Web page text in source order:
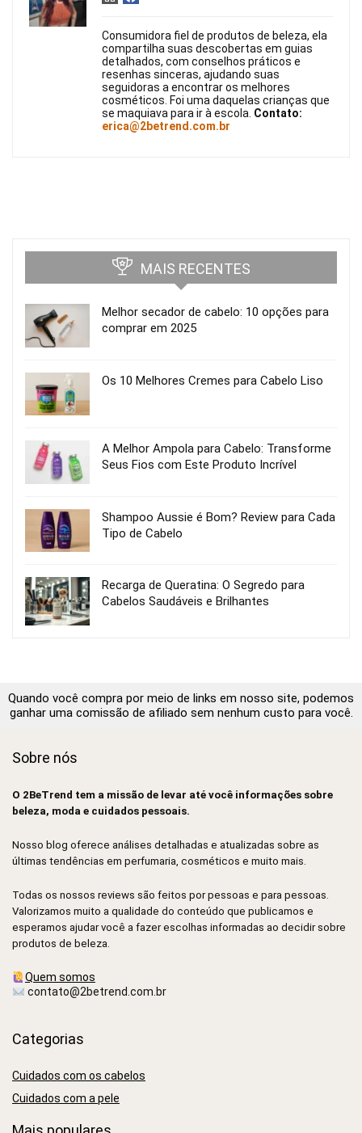
Consumidora fiel de produtos de beleza, ela
compartilha suas descobertas em guias
detalhados, com conselhos práticos e
resenhas sinceras, ajudando suas
seguidoras a encontrar os melhores
cosméticos. Foi uma daquelas crianças que
se maquiava para ir à escola. Contato:
erica@2betrend.com.br
MAIS RECENTES
Melhor secador de cabelo: 10 opções para
comprar em 2025
Os 10 Melhores Cremes para Cabelo Liso
A Melhor Ampola para Cabelo: Transforme
Seus Fios com Este Produto Incrível
Shampoo Aussie é Bom? Review para Cada
Tipo de Cabelo
Recarga de Queratina: O Segredo para
Cabelos Saudáveis e Brilhantes
Quando você compra por meio de links em nosso site, podemos
ganhar uma comissão de afiliado sem nenhum custo para você.
Sobre nós
O 2BeTrend tem a missão de levar até você informações sobre
beleza, moda e cuidados pessoais.
Nosso blog oferece análises detalhadas e atualizadas sobre as
últimas tendências em perfumaria, cosméticos e muito mais.
Todas os nossos reviews são feitos por pessoas e para pessoas.
Valorizamos muito a qualidade do conteúdo que publicamos e
esperamos ajudar você a fazer escolhas informadas ao decidir sobre
produtos de beleza.
Quem somos
contato@2betrend.com.br
Categorias
Cuidados com os cabelos
Cuidados com a pele